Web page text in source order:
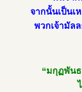
จากนั้นเป็นเ
พวกเจ้ามัล
“มกุฏพันธ